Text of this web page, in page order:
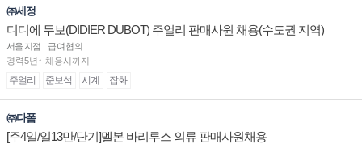
㈜세정
디디에 두보(DIDIER DUBOT) 주얼리 판매사원 채용(수도권 지역)
서울 지점
급여협의
경력5년↑ 채용시까지
주얼리 준보석 시계 잡화
㈜다폼
[주4일/일13만/단기]멜본 바리루스 의류 판매사원채용